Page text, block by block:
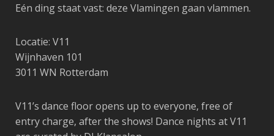
Eén ding staat vast: deze Vlamingen gaan vlammen.
Locatie: V11
Wijnhaven 101
3011 WN Rotterdam
V11’s dance floor opens up to everyone, free of
entry charge, after the shows! Dance nights at V11